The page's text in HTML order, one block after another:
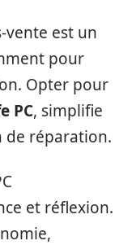
vente est un
pour
Opter pour
PC, simplifie
de réparation.
et réflexion.